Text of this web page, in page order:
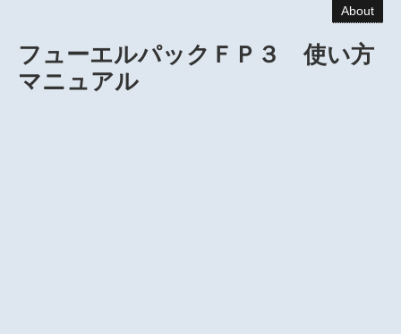
About
フューエルパックＦＰ３ 使い方
マニュアル